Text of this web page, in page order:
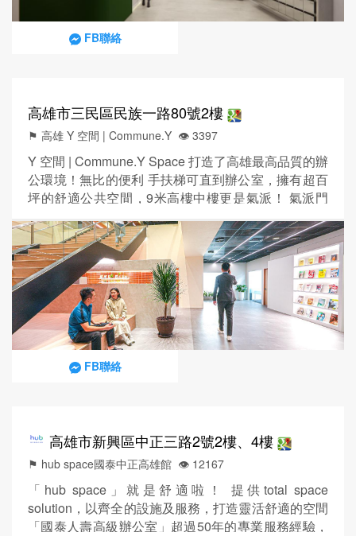
FB聯絡
高雄市三民區民族一路80號2樓
⚑ 高雄 Y 空間 | Commune.Y 👁️‍ 3397
Y 空間 | Commune.Y Space 打造了高雄最高品質的辦
公環境！無比的便利 手扶梯可直到辦公室，擁有超百
坪的舒適公共空間，9米高樓中樓更是氣派！ 氣派門
築師，展現企業格局 便捷交通｜高雄市中心，15分鐘
內暢達全市行政區，商務往來無憂 頂規裝潢｜高質感
辦公環境，洽談舒適，助力高效工作與決策 高規設備
｜5G網路 × 高速sharp事務機｜智...
FB聯絡
高雄市新興區中正三路2號2樓、4樓
⚑ hub space國泰中正高雄館 👁️‍ 12167
「hub space」就是舒適啦！ 提供total space
solution，以齊全的設施及服務，打造靈活舒適的空間
「國泰人壽高級辦公室」超過50年的專業服務經驗，